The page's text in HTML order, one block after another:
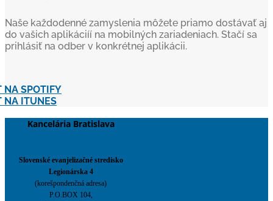
Naše každodenné zamyslenia môžete priamo dostávať aj
do vašich aplikáciíí na mobilných zariadeniach. Stačí sa
prihlásiť na odber v konkrétnej aplikácii.
NA SPOTIFY
NA ITUNES
Kancelária Bratislava
Slovenské evanjelizačné stredisko
Legionárska 4
(korešpondenčná adresa)
P.O.BOX 104,